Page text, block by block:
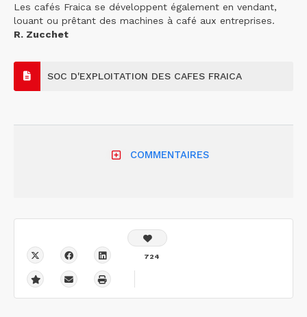
Les cafés Fraica se développent également en vendant,
louant ou prêtant des machines à café aux entreprises.
R. Zucchet
SOC D'EXPLOITATION DES CAFES FRAICA
COMMENTAIRES
724